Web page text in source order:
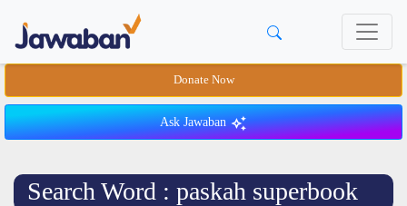
Donate Now
Ask Jawaban
Search Word : paskah superbook